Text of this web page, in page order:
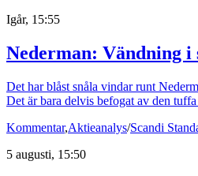
Igår, 15:55
Nederman: Vändning i
Det har blåst snåla vindar runt
Det är bara delvis befogat av den
Kommentar,Aktieanalys/Scandi
5 augusti, 15:50